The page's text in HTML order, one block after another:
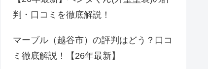
判・口コミを徹底解説！
マーブル（越谷市）の評判はどう？口コ
ミ徹底解説！【26年最新】